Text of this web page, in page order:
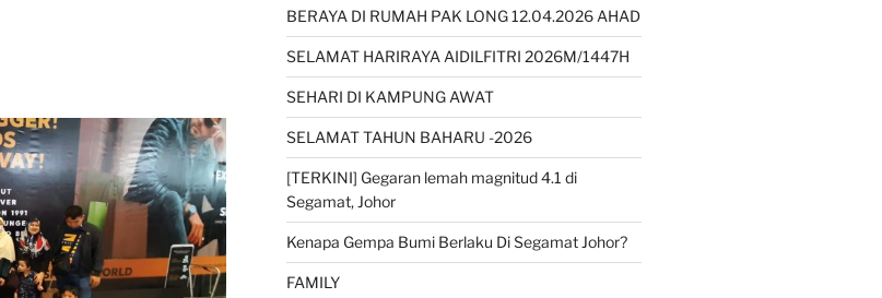
BERAYA DI RUMAH PAK LONG 12.04.2026 AHAD
SELAMAT HARIRAYA AIDILFITRI 2026M/1447H
SEHARI DI KAMPUNG AWAT
SELAMAT TAHUN BAHARU -2026
[TERKINI] Gegaran lemah magnitud 4.1 di
Segamat, Johor
Kenapa Gempa Bumi Berlaku Di Segamat Johor?
FAMILY